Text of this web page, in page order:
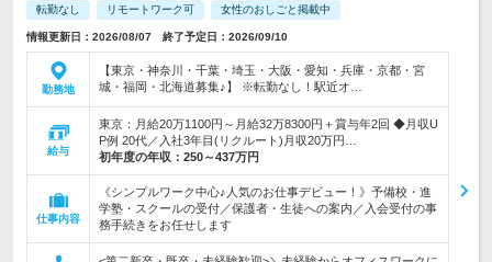
転勤なし リモートワーク可 女性のおしごと掲載中
情報更新日：2026/08/07 終了予定日：2026/09/10
勤務地
【東京・神奈川・千葉・埼玉・大阪・愛知・兵庫・京都・宮
城・福岡・北海道募集♪】 ※転勤なし！駅近オ…
給与
東京：月給20万1100円～月給32万8300円＋賞与年2回 ◆月収U
P例 20代／入社3年目(リクルート)月収20万円…
初年度の年収： 250～437万円
仕事内容
《シンプルワーク中心♪人気のお仕事デビュー！》予備校・進
学塾・スクールの受付／保護者・生徒への案内／入会受付の事
務手続きをお任せします